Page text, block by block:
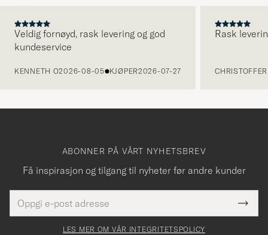
Veldig fornøyd, rask levering og god
kundeservice
KENNETH O2026-08-05 KJØPER2026-07-27
Rask
ABONNER PÅ VÅRT NYHETSBREV
Få inspirasjon og tilgang til nyheter før andre kunder
postadresse
felt
Tack
för
LES MER OM VÅR INTEGRITETSPOLICY